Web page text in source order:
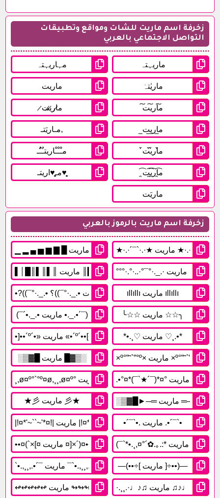
زخرفة اسم ماريت للشات ومواقع وتطبيقات
التواصل الاجتماعي بالعربي
زخرفة اسم ماريت بالرموز بالعربي